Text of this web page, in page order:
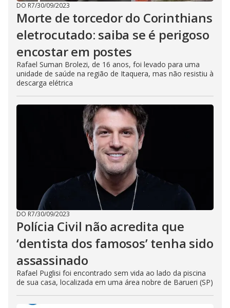
DO R7/30/09/2023
Morte de torcedor do Corinthians
eletrocutado: saiba se é perigoso
encostar em postes
Rafael Suman Brolezi, de 16 anos, foi levado para uma
unidade de saúde na região de Itaquera, mas não resistiu à
descarga elétrica
DO R7/30/09/2023
Polícia Civil não acredita que
‘dentista dos famosos’ tenha sido
assassinado
Rafael Puglisi foi encontrado sem vida ao lado da piscina
de sua casa, localizada em uma área nobre de Barueri (SP)